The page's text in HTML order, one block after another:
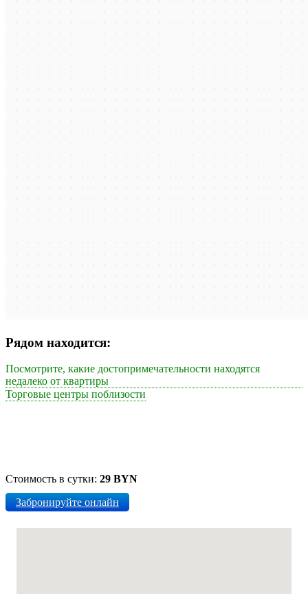
Рядом находится:
Посмотрите, какие достопримечательности находятся
недалеко от квартиры
Торговые центры поблизости
Стоимость в сутки: 29 BYN
Забронируйте онлайн